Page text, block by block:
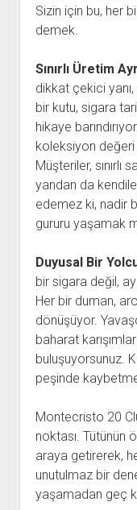
Sizin için bu, her
demek.
Sınırlı Üretim
dikkat çekici yanı,
bir kutu, sigara
hikaye
koleksiyon değeri
Müşteriler, sınırlı
yandan da
edemez ki, nadir
gururu yaşamak
Duyusal Bir
bir sigara değil,
Her bir duman,
dönüşüyor.
baharat
buluşuyorsunuz.
peşinde
Montecristo 20
noktası. Tütünün
araya getirerek,
unutulmaz bir
yaşamadan geç